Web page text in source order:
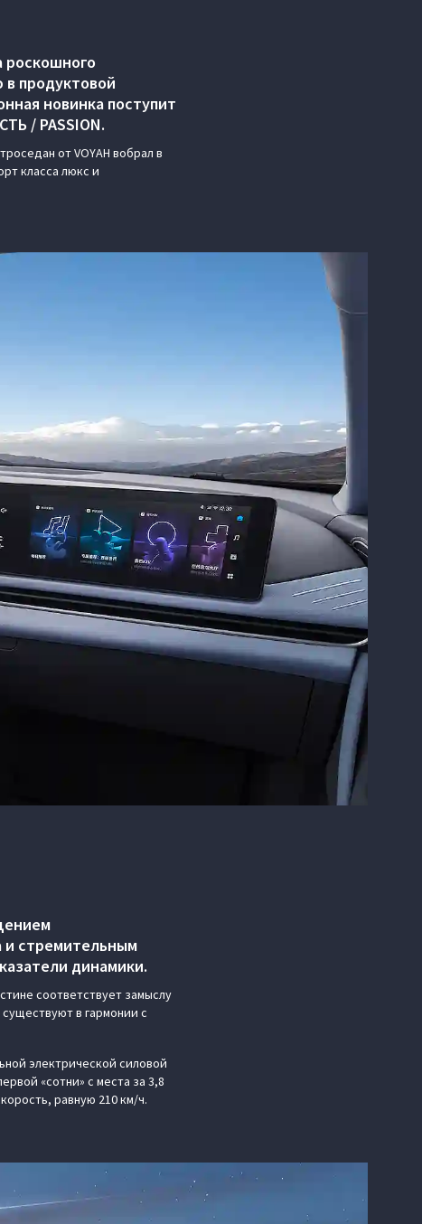
роскошного
в продуктовой
новинка поступит
/ PASSION.
от VOYAH вобрал в
класса люкс и
и стремительным
динамики.
соответствует замыслу
в гармонии с
электрической силовой
«сотни» с места за 3,8
равную 210 км/ч.